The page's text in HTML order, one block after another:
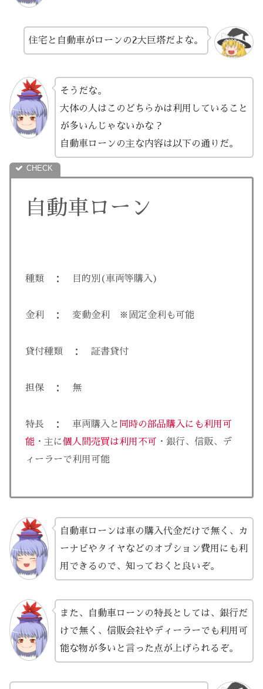
住宅と自動車がローンの2大巨塔だよな。
そうだな。
大体の人はこのどちらかは利用していること
が多いんじゃないかな？
自動車ローンの主な内容は以下の通りだ。
自動車ローン
種類 ： 目的別(車両等購入)
金利 ： 変動金利 ※固定金利も可能
貸付種類 ： 証書貸付
担保 ： 無
特長 ： 車両購入と 同時の部品購入にも利用可
能 ・主に個人間売買は利用不可
・銀行、信販、デ
ィーラーで利用可能
自動車ローンは車の購入代金だけで無く、カ
ーナビやタイヤなどのオプション費用にも利
用できるので、知っておくと良いぞ。
また、自動車ローンの特長としては、銀行だ
けで無く、信販会社やディーラーでも利用可
能な物が多いと言った点が上げられるぞ。